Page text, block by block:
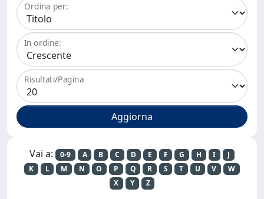
Ordina per:
In ordine:
Risultati/Pagina
Vai a: 0-9 A B C D E F G H I
J
K
L M N O P Q R S T U V
W
X
Y Z